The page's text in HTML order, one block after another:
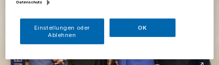
Datenschutz
Einstellungen oder
Ablehnen
OK